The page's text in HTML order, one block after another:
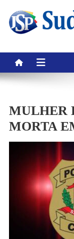
content
MULHER
MORTA